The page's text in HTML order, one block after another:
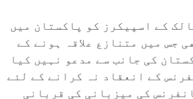
کے اسپیکرز کو پاکستان میں
جس میں متنازع علاقہ ہونے کے
کی جانب سے مدعو نہیں کیا
کے انعقاد نہ کرانے کے لئے
کی میزبانی کی قربانی